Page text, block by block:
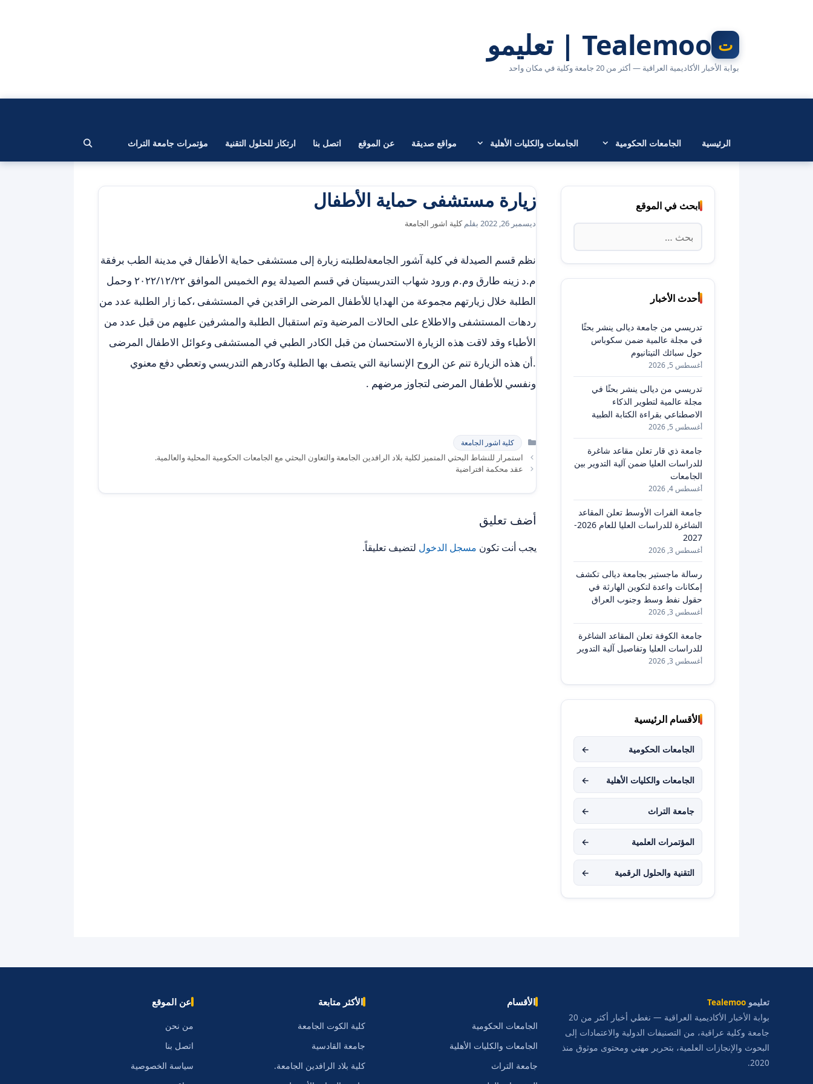
Tealemoo | تعليمو
بوابة الأخبار الأكاديمية العراقية — أكثر من 20 جامعة وكلية في مكان واحد
الرئيسية الجامعات الحكومية الجامعات والكليات الأهلية مواقع صديقة عن الموقع اتصل بنا ارتكاز للحلول التقنية مؤتمرات جامعة التراث
زيارة مستشفى حماية الأطفال
ديسمبر 26, 2022 بقلمكلية اشور الجامعة
نظم قسم الصيدلة في كلية آشور الجامعةلطلبته زيارة إلى مستشفى حماية الأطفال في مدينة الطب برفقة
م.د زينه طارق وم.م ورود شهاب التدريسيتان في قسم الصيدلة يوم الخميس الموافق ٢٠٢٢/١٢/٢٢ وحمل
الطلبة خلال زيارتهم مجموعة من الهدايا للأطفال المرضى الراقدين في المستشفى ،كما زار الطلبة عدد من
ردهات المستشفى والاطلاع على الحالات المرضية وتم استقبال الطلبة والمشرفين عليهم من قبل عدد من
الأطباء وقد لاقت هذه الزيارة الاستحسان من قبل الكادر الطبي في المستشفى وعوائل الاطفال المرضى
.أن هذه الزيارة تنم عن الروح الإنسانية التي يتصف بها الطلبة وكادرهم التدريسي وتعطي دفع معنوي
ونفسي للأطفال المرضى لتجاوز مرضهم .
التصنيفات
كلية اشور الجامعة
استمرار للنشاط البحثي المتميز لكلية بلاد الرافدين الجامعة والتعاون البحثي مع الجامعات الحكومية المحلية والعالمية.
عقد محكمة افتراضية
أضف تعليق
يجب أنت تكون مسجل الدخول لتضيف تعليقاً.
ابحث في الموقع
البحث
عن:
أحدث الأخبار
تدريسي من جامعة ديالى ينشر بحثًا
في مجلة عالمية ضمن سكوباس
حول سبائك التيتانيوم
أغسطس 5, 2026
تدريسي من ديالى ينشر بحثًا في
مجلة عالمية لتطوير الذكاء
الاصطناعي بقراءة الكتابة الطبية
أغسطس 5, 2026
جامعة ذي قار تعلن مقاعد شاغرة
للدراسات العليا ضمن آلية التدوير بين
الجامعات
أغسطس 4, 2026
جامعة الفرات الأوسط تعلن المقاعد
الشاغرة للدراسات العليا للعام 2026-
2027
أغسطس 3, 2026
رسالة ماجستير بجامعة ديالى تكشف
إمكانات واعدة لتكوين الهارثة في
حقول نفط وسط وجنوب العراق
أغسطس 3, 2026
جامعة الكوفة تعلن المقاعد الشاغرة
للدراسات العليا وتفاصيل آلية التدوير
أغسطس 3, 2026
الأقسام الرئيسية
الجامعات الحكومية ←
الجامعات والكليات الأهلية ←
جامعة التراث ←
المؤتمرات العلمية ←
التقنية والحلول الرقمية ←
تعليمو Tealemoo
بوابة الأخبار الأكاديمية العراقية — نغطي أخبار أكثر من 20
جامعة وكلية عراقية، من التصنيفات الدولية والاعتمادات إلى
البحوث والإنجازات العلمية، بتحرير مهني ومحتوى موثوق منذ
2020.
الأقسام
الجامعات الحكومية
الجامعات والكليات الأهلية
جامعة التراث
الأكثر متابعة
كلية الكوت الجامعة
جامعة القادسية
كلية بلاد الرافدين الجامعة.
عن الموقع
من نحن
اتصل بنا
سياسة الخصوصية